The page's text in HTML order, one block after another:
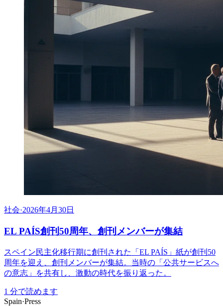
社会·2026年4月30日
EL PAÍS創刊50周年、創刊メンバーが集結
スペイン民主化移行期に創刊された「EL PAÍS」紙が創刊50
周年を迎え、創刊メンバーが集結。当時の「公共サービスへ
の意志」を共有し、激動の時代を振り返った。
1 分で読めます
Spain·Press